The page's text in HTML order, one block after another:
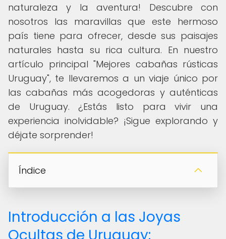
naturaleza y la aventura! Descubre con
nosotros las maravillas que este hermoso
país tiene para ofrecer, desde sus paisajes
naturales hasta su rica cultura. En nuestro
artículo principal "Mejores cabañas rústicas
Uruguay", te llevaremos a un viaje único por
las cabañas más acogedoras y auténticas
de Uruguay. ¿Estás listo para vivir una
experiencia inolvidable? ¡Sigue explorando y
déjate sorprender!
Índice
Introducción a las Joyas